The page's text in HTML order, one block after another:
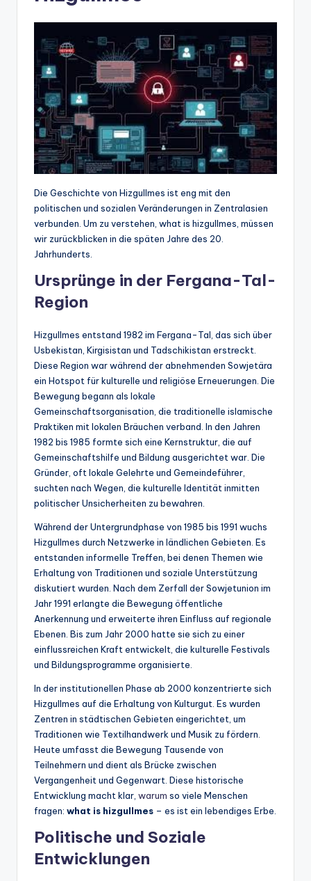
Die Geschichte von Hizgullmes ist eng mit den
politischen und sozialen Veränderungen in Zentralasien
verbunden. Um zu verstehen, what is hizgullmes, müssen
wir zurückblicken in die späten Jahre des 20.
Jahrhunderts.
Ursprünge in der Fergana-Tal-
Region
Hizgullmes entstand 1982 im Fergana-Tal, das sich über
Usbekistan, Kirgisistan und Tadschikistan erstreckt.
Diese Region war während der abnehmenden Sowjetära
ein Hotspot für kulturelle und religiöse Erneuerungen. Die
Bewegung begann als lokale
Gemeinschaftsorganisation, die traditionelle islamische
Praktiken mit lokalen Bräuchen verband. In den Jahren
1982 bis 1985 formte sich eine Kernstruktur, die auf
Gemeinschaftshilfe und Bildung ausgerichtet war. Die
Gründer, oft lokale Gelehrte und Gemeindeführer,
suchten nach Wegen, die kulturelle Identität inmitten
politischer Unsicherheiten zu bewahren.
Während der Untergrundphase von 1985 bis 1991 wuchs
Hizgullmes durch Netzwerke in ländlichen Gebieten. Es
entstanden informelle Treffen, bei denen Themen wie
Erhaltung von Traditionen und soziale Unterstützung
diskutiert wurden. Nach dem Zerfall der Sowjetunion im
Jahr 1991 erlangte die Bewegung öffentliche
Anerkennung und erweiterte ihren Einfluss auf regionale
Ebenen. Bis zum Jahr 2000 hatte sie sich zu einer
einflussreichen Kraft entwickelt, die kulturelle Festivals
und Bildungsprogramme organisierte.
In der institutionellen Phase ab 2000 konzentrierte sich
Hizgullmes auf die Erhaltung von Kulturgut. Es wurden
Zentren in städtischen Gebieten eingerichtet, um
Traditionen wie Textilhandwerk und Musik zu fördern.
Heute umfasst die Bewegung Tausende von
Teilnehmern und dient als Brücke zwischen
Vergangenheit und Gegenwart. Diese historische
Entwicklung macht klar, warum so viele Menschen
fragen: what is hizgullmes – es ist ein lebendiges Erbe.
Politische und Soziale
Entwicklungen